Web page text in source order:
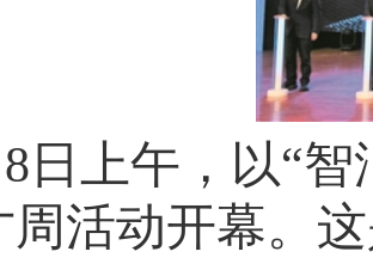
日上午，以“
周活动开幕。